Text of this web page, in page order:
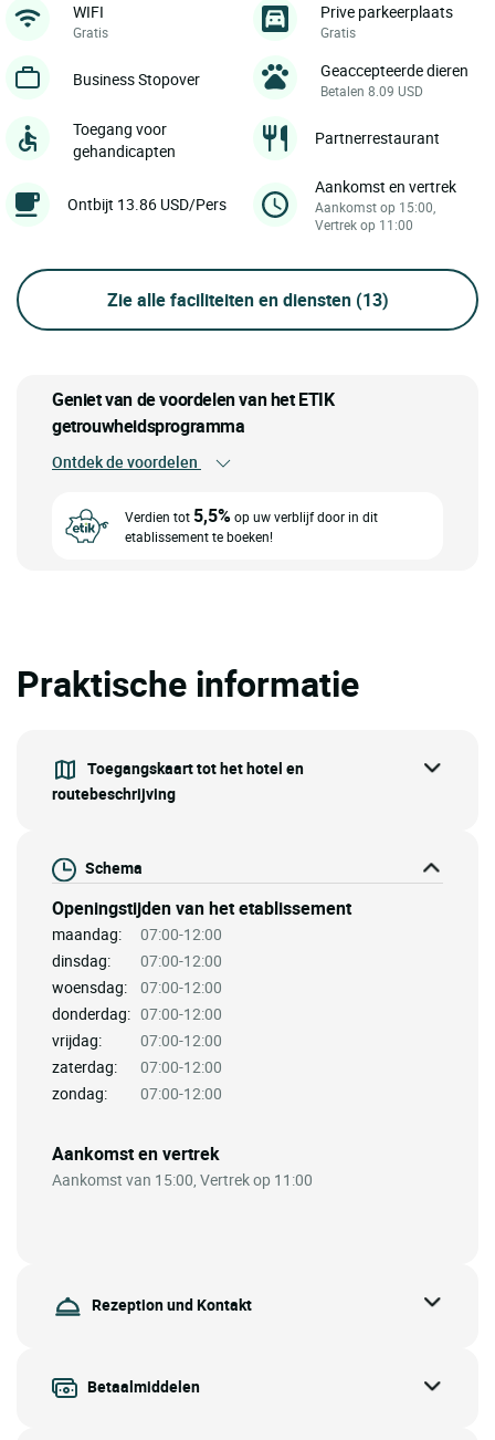
WIFI
Gratis
Prive parkeerplaats
Gratis
Business Stopover Geaccepteerde dieren
Betalen 8.09 USD
Toegang voor
gehandicapten
Partnerrestaurant
Ontbijt 13.86 USD/Pers
Aankomst en vertrek
Aankomst op 15:00,
Vertrek op 11:00
Zie alle faciliteiten en diensten (13)
Geniet van de voordelen van het ETIK
getrouwheidsprogramma
Ontdek de voordelen
Verdien tot 5,5%op uw verblijf door in dit
etablissement te boeken!
Praktische informatie
Toegangskaart tot het hotel en
routebeschrijving
Schema
Openingstijden van het etablissement
maandag:
07:00-12:00
dinsdag:
07:00-12:00
woensdag:
07:00-12:00
donderdag: 07:00-12:00
vrijdag:
07:00-12:00
zaterdag:
07:00-12:00
zondag:
07:00-12:00
Aankomst en vertrek
Aankomst van 15:00, Vertrek op 11:00
Rezeption und Kontakt
Betaalmiddelen